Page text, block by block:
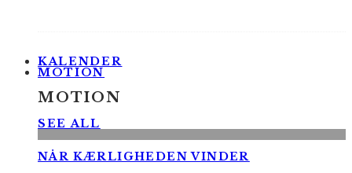
KALENDER
MOTION
MOTION
SEE ALL
NÅR KÆRLIGHEDEN VINDER